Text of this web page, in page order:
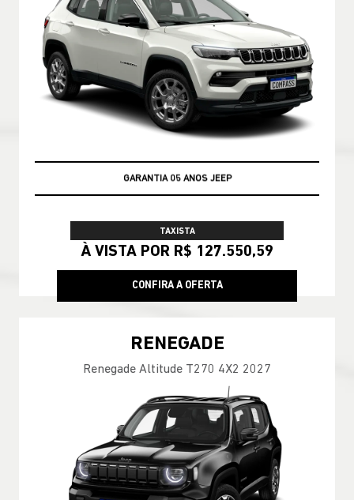
GARANTIA 05 ANOS JEEP
TAXISTA
À VISTA POR R$ 127.550,59
CONFIRA A OFERTA
RENEGADE
Renegade Altitude T270 4X2 2027